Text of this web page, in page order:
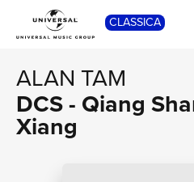
CLASSICA
ALAN TAM
DCS - Qiang
Xiang